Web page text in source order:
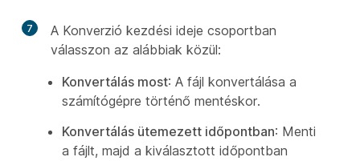
7
A Konverzió kezdési ideje csoportban
válasszon az alábbiak közül:
Konvertálás most: A fájl konvertálása a
számítógépre történő mentéskor.
Konvertálás ütemezett időpontban: Menti
a fájlt, majd a kiválasztott időpontban